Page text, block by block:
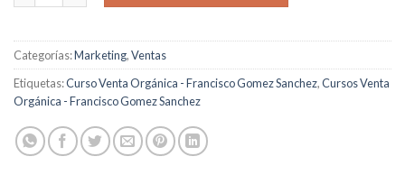
Categorías:Marketing,Ventas
Etiquetas:Curso Venta Orgánica - Francisco Gomez Sanchez,Cursos Venta
Orgánica - Francisco Gomez Sanchez